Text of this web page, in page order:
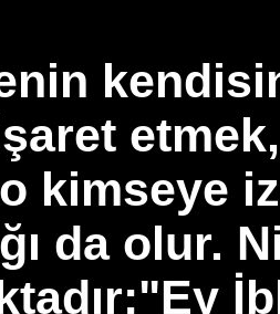
kimseye
da olur.